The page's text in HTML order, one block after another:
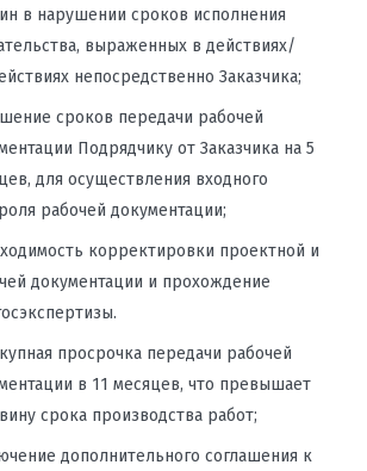
в нарушении сроков исполнения
выраженных в действиях/
непосредственно Заказчика;
сроков передачи рабочей
Подрядчику от Заказчика на 5
для осуществления входного
рабочей документации;
корректировки проектной и
документации и прохождение
просрочка передачи рабочей
в 11 месяцев, что превышает
срока производства работ;
дополнительного соглашения к